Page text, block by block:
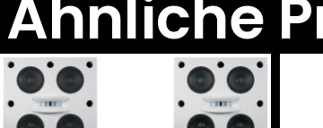
Ähnliche